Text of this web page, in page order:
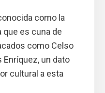
como la
que es cuna de
como Celso
Enríquez, un dato
cultural a esta